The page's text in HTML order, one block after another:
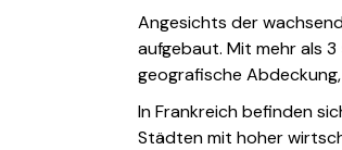
Angesichts der
aufgebaut. Mit mehr als
geografische
In Frankreich befinden
Städten mit hoher